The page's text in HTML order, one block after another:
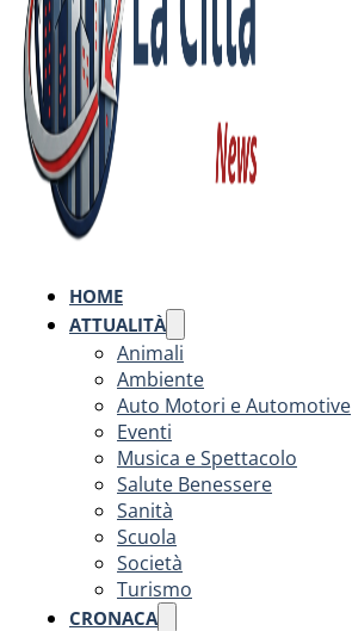
HOME
ATTUALITÀ
Animali
Ambiente
Auto Motori e Automotive
Eventi
Musica e Spettacolo
Salute Benessere
Sanità
Scuola
Società
Turismo
CRONACA